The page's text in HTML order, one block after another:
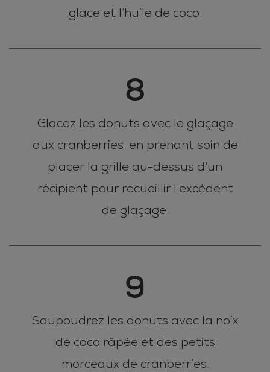
glace et l’huile de coco.
8
Glacez les donuts avec le glaçage
aux cranberries, en prenant soin de
placer la grille au-dessus d’un
récipient pour recueillir l’excédent
de glaçage.
9
Saupoudrez les donuts avec la noix
de coco râpée et des petits
morceaux de cranberries.